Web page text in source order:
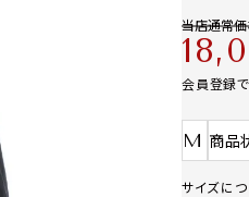
当店通常
会員登録で
M 商品
サイズに